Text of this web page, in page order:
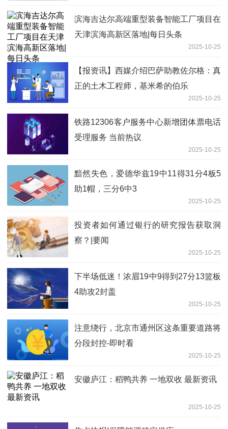
滨海吉达尔高端重型装备智能工厂项目在
天津滨海高新区落地|每日头条
2025-10-25
【报资讯】西媒介绍巴萨助教佐尔格：真
正的土木工程师，基米希的伯乐
2025-10-25
铁路12306客户服务中心新增团体票电话
受理服务 当前热议
2025-10-25
黯然失色，爱德华兹19中11得31分4板5
助1帽，三分6中3
2025-10-25
投资者如何通过银行的研究报告获取洞
察？|要闻
2025-10-25
下半场低迷！浓眉19中9得到27分13篮板
4助攻2封盖
2025-10-25
注意绕行，北京市通州区这条重要道路将
分段封控-即时看
2025-10-25
安徽庐江：稻鸭共养 一地双收 最新资讯
2025-10-25